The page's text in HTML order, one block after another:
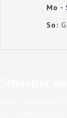
Mo -
So: